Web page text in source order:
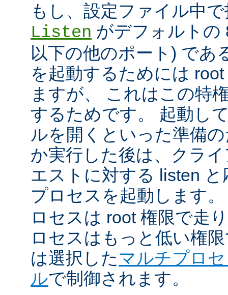
もし、設定ファイル中
Listen がデフォルトの
以下の他のポート) であ
を起動するためには
ますが、 これはこの特
するためです。 起動し
ルを開くといった準備
か実行した後は、クラ
エストに対する listen
プロセスを起動します
ロセスは root 権限で走
ロセスはもっと低い権
は選択したマルチプロ
ルで制御されます。